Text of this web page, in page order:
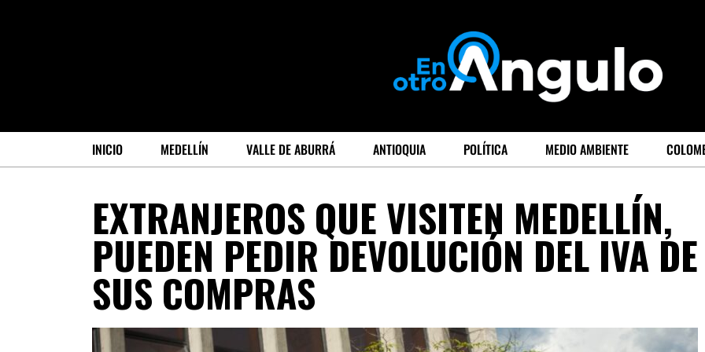
INICIO MEDELLÍN VALLE DE ABURRÁ ANTIOQUIA POLÍTICA MEDIO AMBIENTE
EXTRANJEROS QUE VISITEN MEDELLÍN,
PUEDEN PEDIR DEVOLUCIÓN DEL IVA DE
SUS COMPRAS